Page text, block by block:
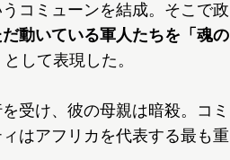
コミューンを結成。そこで政
動いている軍人たちを「魂の
として表現した。
受け、彼の母親は暗殺。コミ
はアフリカを代表する最も重